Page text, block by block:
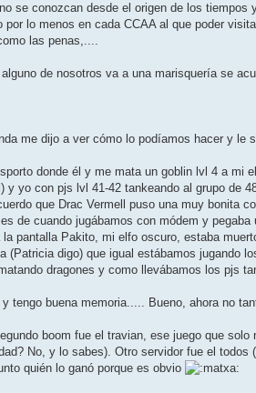
se conozcan desde el origen de los
lo menos en cada CCAA al que poder
las penas,....
de nosotros va a una marisquería se
me dijo a ver cómo lo podíamos hacer y le
donde él y me mata un goblin lvl 4 a mi
y yo con pjs lvl 41-42 tankeando al grupo de
que Drac Vermell puso una muy bonita
de cuando jugábamos con módem y
pantalla Pakito, mi elfo oscuro, estaba
digo) que igual estábamos jugando
dragones y como llevábamos los pjs
tengo buena memoria..... Bueno, ahora no
boom fue el travian, ese juego que
No, y lo sabes). Otro servidor fue el
quién lo ganó porque es obvio